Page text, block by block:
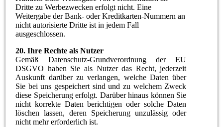
Dritte zu Werbezwecken erfolgt nicht. Eine
Weitergabe der Bank- oder Kreditkarten-Nummern an
nicht autorisierte Dritte ist in jedem Fall
ausgeschlossen.
20. Ihre Rechte als Nutzer
Gemäß Datenschutz-Grundverordnung der EU
DSGVO haben Sie als Nutzer das Recht, jederzeit
Auskunft darüber zu verlangen, welche Daten über
Sie bei uns gespeichert sind und zu welchem Zweck
diese Speicherung erfolgt. Darüber hinaus können Sie
nicht korrekte Daten berichtigen oder solche Daten
löschen lassen, deren Speicherung unzulässig oder
nicht mehr erforderlich ist.